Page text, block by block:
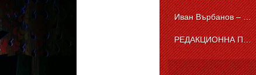
Иван Върбанов – журналист | The News BG Reporter
РЕДАКЦИОННА ПОЛИТИКА НА THE NEWS BG REPORTER